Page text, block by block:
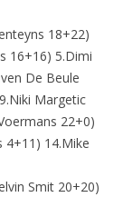
18+22)
16+16) 5.Dimi
De Beule
Margetic
22+0)
4+11) 14.Mike
Smit 20+20)